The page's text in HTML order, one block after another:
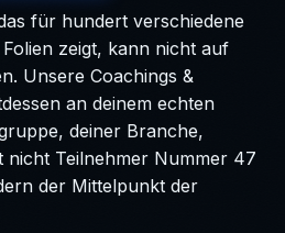
für hundert verschiedene
zeigt, kann nicht auf
Unsere Coachings &
an deinem echten
deiner Branche,
nicht Teilnehmer Nummer 47
der Mittelpunkt der